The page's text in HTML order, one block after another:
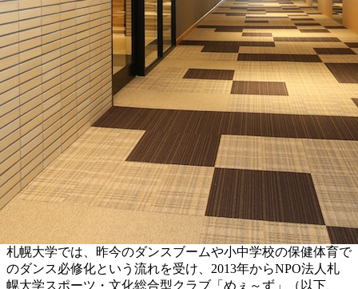
札幌大学では、昨今のダンスブームや小中学校の保健体育で
のダンス必修化という流れを受け、2013年からNPO法人札
幌大学スポーツ・文化総合型クラブ「めぇ～ず」（以下、